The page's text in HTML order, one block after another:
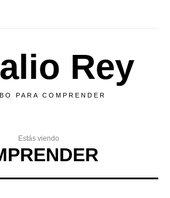
Rey
PARA COMPRENDER
Estás viendo